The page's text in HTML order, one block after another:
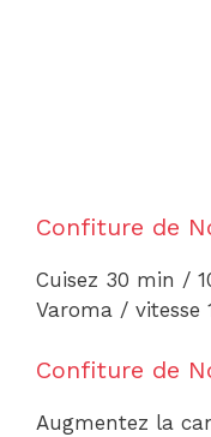
Confiture de
Cuisez 30 min /
Varoma / vitesse
Confiture de
Augmentez la